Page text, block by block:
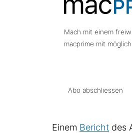
Mach mit einem
macprime mit möglich.
Abo abschliessen
Einem Berichtdes